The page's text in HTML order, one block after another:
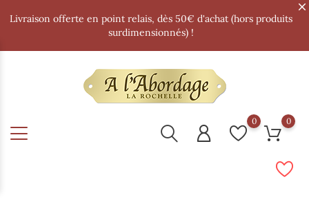
Livraison offerte en point relais, dès 50€ d'achat (hors produits
surdimensionnés) !
0 0